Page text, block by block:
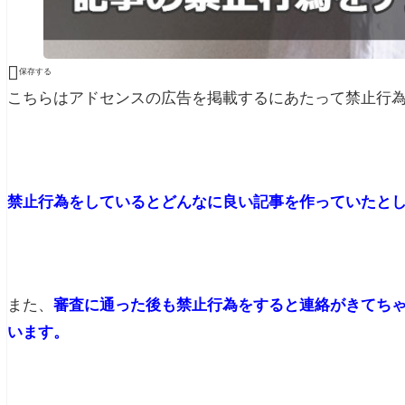
 保存する
こちらはアドセンスの広告を掲載するにあたって禁止行
禁止行為をしているとどんなに良い記事を作っていたと
また、 審査に通った後も禁止行為をすると連絡がきてち
います。